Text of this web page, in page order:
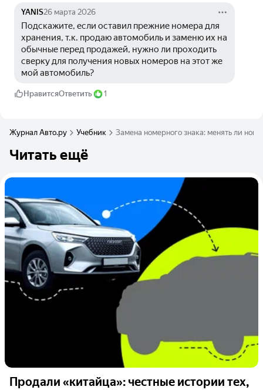
YANIS26 марта 2026
Подскажите, если оставил прежние номера для
хранения, т.к. продаю автомобиль и заменю их на
обычные перед продажей, нужно ли проходить
сверку для получения новых номеров на этот же
мой автомобиль?
НравитсяОтветить 1
Журнал Авто.ру Учебник Замена номерного знака: менять ли
Читать ещё
Продали «китайца»: честные истории тех,